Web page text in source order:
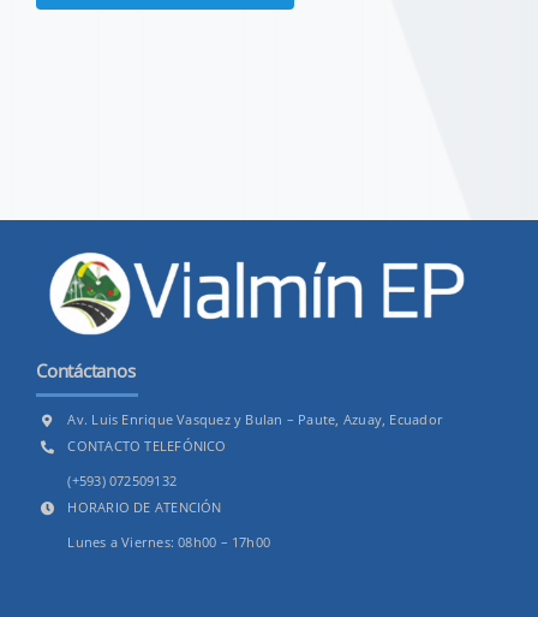
Contáctanos
Av. Luis Enrique Vasquez y Bulan – Paute, Azuay, Ecuador
CONTACTO TELEFÓNICO
(+593) 072509132
HORARIO DE ATENCIÓN
Lunes a Viernes: 08h00 – 17h00